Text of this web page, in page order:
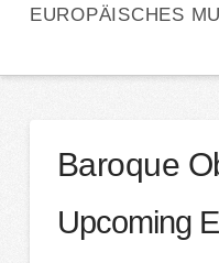
EUROPÄISCHES
Baroque
Upcoming